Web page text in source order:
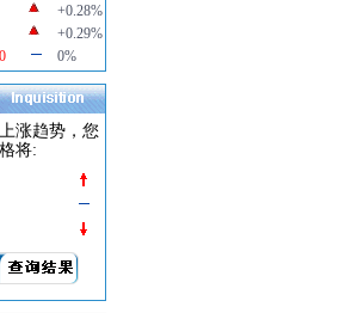
+0.28%
+0.29%
0%
涨趋势，您
将: